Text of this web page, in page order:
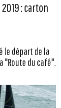
: carton
le départ de la
"Route du café".